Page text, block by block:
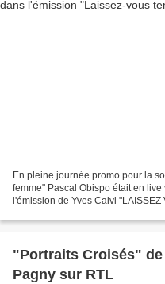
En pleine journée promo pour la
femme" Pascal Obispo était en
l'émission de Yves Calvi
"Portraits Croisés"
Pagny sur RTL